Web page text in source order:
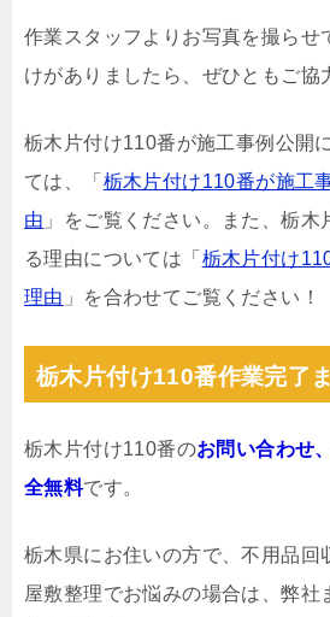
作業スタッフよりお写真を撮らせ
けがありましたら、ぜひともご協
栃木片付け110番が施工事例公開
ては、「 栃木片付け110番が施工
由 」をご覧ください。また、栃
る理由については「 栃木片付け
理由 」を合わせてご覧ください！
栃木片付け110番作業完了
栃木片付け110番のお問い合わせ
全無料です。
栃木県にお住いの方で、不用品回
屋敷整理でお悩みの場合は、弊社